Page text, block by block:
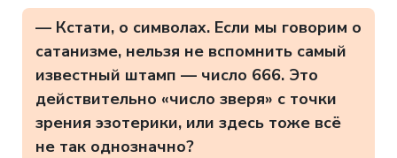
— Кстати, о символах. Если мы говорим о
сатанизме, нельзя не вспомнить самый
известный штамп — число 666. Это
действительно «число зверя» с точки
зрения эзотерики, или здесь тоже всё
не так однозначно?